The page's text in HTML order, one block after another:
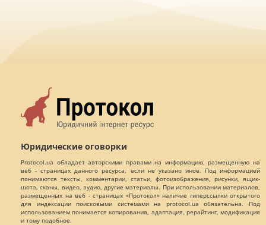
Юридические оговорки
Protocol.ua обладает авторскими правами на информацию, размещенную на
веб - страницах данного ресурса, если не указано иное. Под информацией
понимаются тексты, комментарии, статьи, фотоизображения, рисунки, ящик-
шота, сканы, видео, аудио, другие материалы. При использовании материалов,
размещенных на веб - страницах «Протокол» наличие гиперссылки открытого
для индексации поисковыми системами на protocol.ua обязательна. Под
использованием понимается копирования, адаптация, рерайтинг, модификация
и тому подобное.